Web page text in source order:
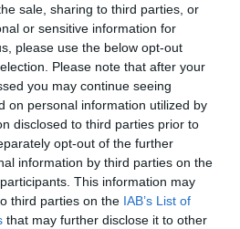
sale, sharing to third parties, or
or sensitive information for
please use the below opt-out
Please note that after your
you may continue seeing
on personal information utilized by
disclosed to third parties prior to
opt-out of the further
information by third parties on the
This information may
third parties on the IAB’s List of
that may further disclose it to other
PRODUKTU